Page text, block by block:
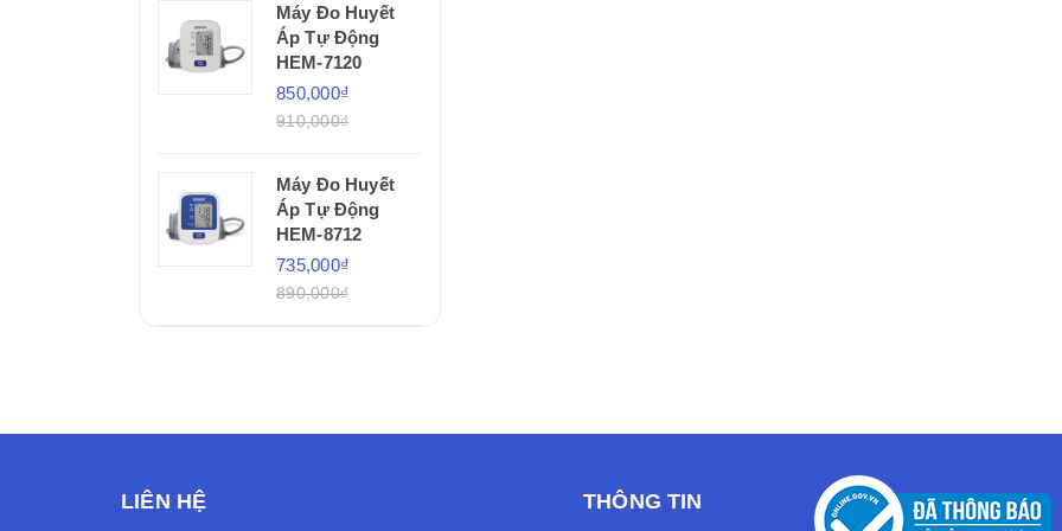
Máy Đo Huyết
Áp Tự Động
HEM-7120
850,000₫
910,000₫
Máy Đo Huyết
Áp Tự Động
HEM-8712
735,000₫
890,000₫
LIÊN HỆ THÔNG TIN